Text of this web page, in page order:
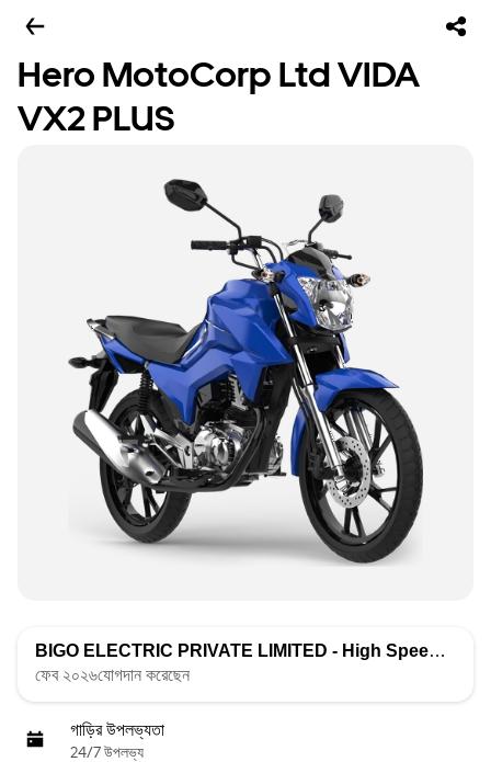
Hero MotoCorp Ltd VIDA
VX2 PLUS
BIGO ELECTRIC PRIVATE LIMITED - High Speedদ্বারা
ফেব ২০২৬যোগদান করেছেন
গাড়ির উপলভ্যতা
24/7 উপলভ্য